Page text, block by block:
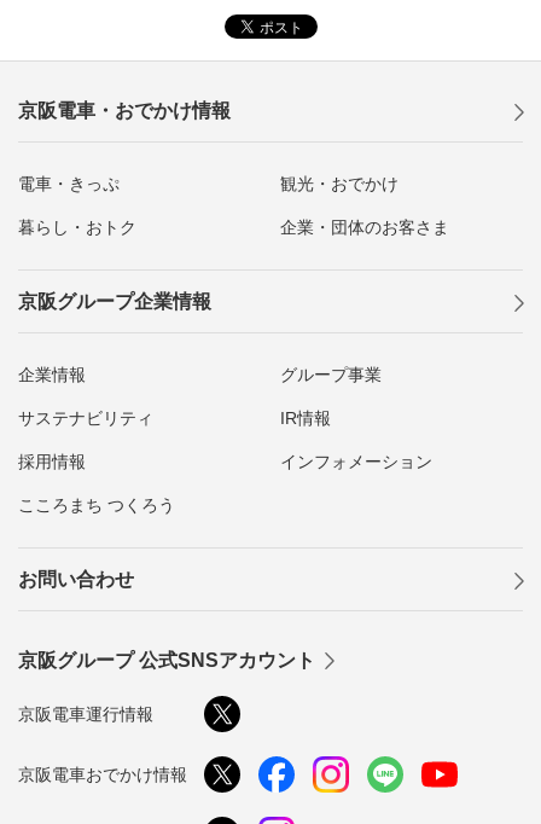
京阪電車・おでかけ情報
電車・きっぷ 観光・おでかけ
暮らし・おトク 企業・団体のお客さま
京阪グループ企業情報
企業情報 グループ事業
サステナビリティ IR情報
採用情報 インフォメーション
こころまち つくろう
お問い合わせ
京阪グループ 公式SNSアカウント
京阪電車運行情報
京阪電車おでかけ情報